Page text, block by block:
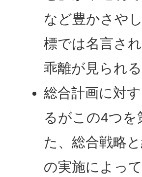
など豊かさや
標では名言さ
乖離が見られる
総合計画に対
るがこの4つを
た、総合戦略
の実施によっ